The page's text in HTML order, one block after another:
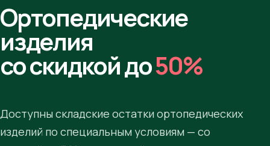
Ортопедические
изделия
со скидкой до50%
Доступны складские остатки ортопедических
изделий по специальным условиям — со